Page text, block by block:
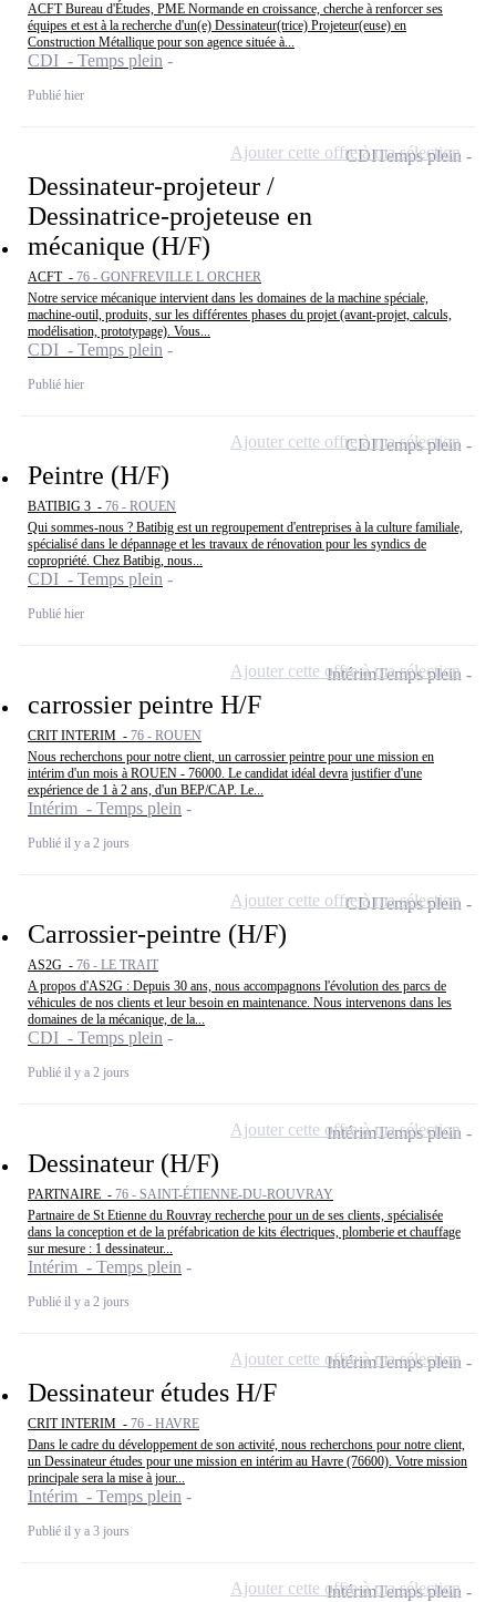
ACFT Bureau d'Études, PME Normande en croissance, cherche à renforcer ses
équipes et est à la recherche d'un(e) Dessinateur(trice) Projeteur(euse) en
Construction Métallique pour son agence située à...
CDI - Temps plein
Publié hier
Dessinateur-projeteur /
Dessinatrice-projeteuse en
mécanique (H/F)
ACFT - 76 - GONFREVILLE L ORCHER
Notre service mécanique intervient dans les domaines de la machine spéciale,
machine-outil, produits, sur les différentes phases du projet (avant-projet, calculs,
modélisation, prototypage). Vous...
CDI - Temps plein
Publié hier
CDITemps plein
Ajouter cette offre à ma sélection
Peintre (H/F)
BATIBIG 3 - 76 - ROUEN
Qui sommes-nous ? Batibig est un regroupement d'entreprises à la culture familiale,
spécialisé dans le dépannage et les travaux de rénovation pour les syndics de
copropriété. Chez Batibig, nous...
CDI - Temps plein
Publié hier
CDITemps plein
Ajouter cette offre à ma sélection
carrossier peintre H/F
CRIT INTERIM - 76 - ROUEN
Nous recherchons pour notre client, un carrossier peintre pour une mission en
intérim d'un mois à ROUEN - 76000. Le candidat idéal devra justifier d'une
expérience de 1 à 2 ans, d'un BEP/CAP. Le...
Intérim - Temps plein
Publié il y a 2 jours
IntérimTemps plein
Ajouter cette offre à ma sélection
Carrossier-peintre (H/F)
AS2G - 76 - LE TRAIT
A propos d'AS2G : Depuis 30 ans, nous accompagnons l'évolution des parcs de
véhicules de nos clients et leur besoin en maintenance. Nous intervenons dans les
domaines de la mécanique, de la...
CDI - Temps plein
Publié il y a 2 jours
CDITemps plein
Ajouter cette offre à ma sélection
Dessinateur (H/F)
PARTNAIRE - 76 - SAINT-ÉTIENNE-DU-ROUVRAY
Partnaire de St Etienne du Rouvray recherche pour un de ses clients, spécialisée
dans la conception et de la préfabrication de kits électriques, plomberie et chauffage
sur mesure : 1 dessinateur...
Intérim - Temps plein
Publié il y a 2 jours
IntérimTemps plein
Ajouter cette offre à ma sélection
Dessinateur études H/F
CRIT INTERIM - 76 - HAVRE
Dans le cadre du développement de son activité, nous recherchons pour notre client,
un Dessinateur études pour une mission en intérim au Havre (76600). Votre mission
principale sera la mise à jour...
Intérim - Temps plein
Publié il y a 3 jours
IntérimTemps plein
Ajouter cette offre à ma sélection
IntérimTemps plein
Ajouter cette offre à ma sélection